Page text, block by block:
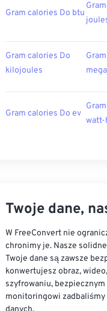
Gram calories Do btu
Gram calories Do
kilojoules
Gram calories Do ev
watt-
Twoje dane,
W FreeConvert nie
chronimy je. Nasze
Twoje dane są zawsze
konwertujesz obraz,
szyfrowaniu,
monitoringowi zadbaliśmy